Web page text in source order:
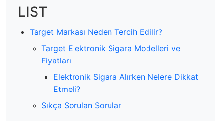
LIST
Target Markası Neden Tercih Edilir?
Target Elektronik Sigara Modelleri ve
Fiyatları
Elektronik Sigara Alırken Nelere Dikkat
Etmeli?
Sıkça Sorulan Sorular